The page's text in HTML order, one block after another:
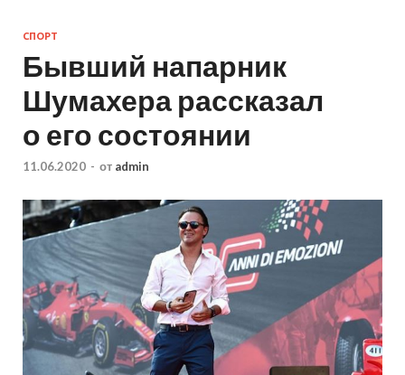
СПОРТ
Бывший напарник
Шумахера рассказал
о его состоянии
11.06.2020 - от admin